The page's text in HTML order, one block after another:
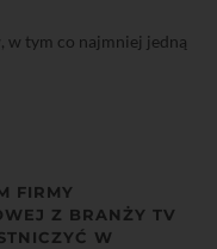
w tym co najmniej jedną
FIRMY
Z BRANŻY TV
W